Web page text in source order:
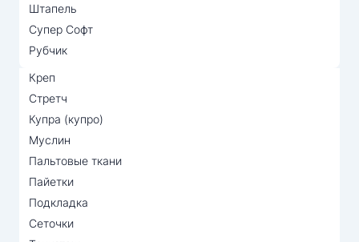
Штапель
Супер Софт
Рубчик
Креп
Стретч
Купра (купро)
Муслин
Пальтовые ткани
Пайетки
Подкладка
Сеточки